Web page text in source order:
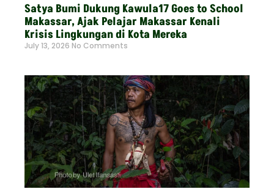
Satya Bumi Dukung Kawula17 Goes to School
Makassar, Ajak Pelajar Makassar Kenali
Krisis Lingkungan di Kota Mereka
July 13, 2026 No Comments